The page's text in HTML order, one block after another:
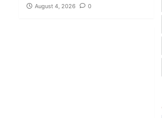
August 4, 2026 0